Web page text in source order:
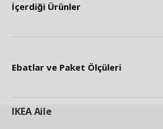
İçerdiği Ürünler
Ebatlar ve Paket Ölçüleri
IKEAAile